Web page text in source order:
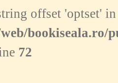
offset 'optset' in
bookiseala.ro/
72